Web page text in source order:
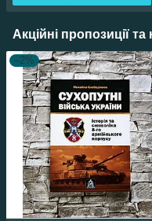
Акційні пропозиції
–2%